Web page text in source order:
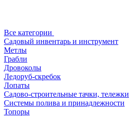
Все категории
Садовый инвентарь и инструмент
Метлы
Грабли
Дровоколы
Ледоруб-скребок
Лопаты
Садово-строительные тачки, тележки
Системы полива и принадлежности
Топоры